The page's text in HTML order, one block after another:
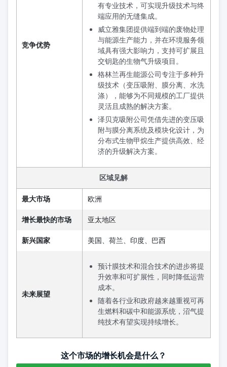
竞争优势
有专业技术，可实现升级技术与终
端应用的无缝集成。
威立雅集团提供端到端的废物处理
与能源生产能力，并在环境服务领
域具有强大影响力，支持可扩展且
交钥匙的生物气升级项目。
格林兰再生能源公司专注于多种升
级技术（变压吸附、膜分离、水洗
涤），能够为不同规模的工厂提供
灵活且成熟的解决方案。
泽贝克吸附公司凭借先进的变压吸
附与膜分离系统及模块化设计，为
分布式生物甲烷生产提供高效、经
济的升级解决方案。
区域见解
最大市场 欧洲
增长最快的市场 亚太地区
新兴国家 美国、荷兰、印度、巴西
未来展望
预计膜技术和混合技术的进步将提
升效率和可扩展性，同时降低运营
成本。
随着各行业和政府越来越重视可再
生燃料和碳中和能源系统，沼气提
纯技术有望实现持续增长。
这个市场的增长机会是什么？